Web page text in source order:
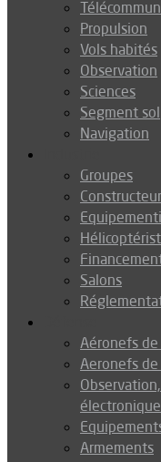
Propulsion
Vols habités
Observation
Sciences
Segment sol
Navigation
Groupes
Salons
Aéronefs
Aeronefs
électronique
Armements